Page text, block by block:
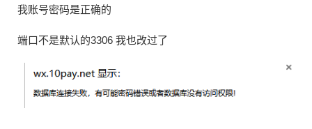
我账号密码是正确的
端口不是默认的3306 我也改过了